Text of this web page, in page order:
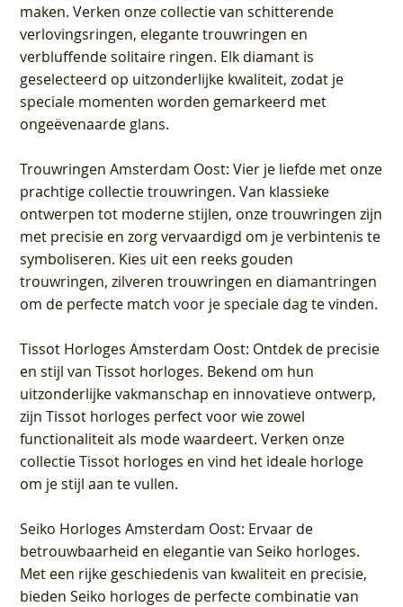
maken. Verken onze collectie van schitterende
verlovingsringen, elegante trouwringen en
verbluffende solitaire ringen. Elk diamant is
geselecteerd op uitzonderlijke kwaliteit, zodat je
speciale momenten worden gemarkeerd met
ongeëvenaarde glans.
Trouwringen Amsterdam Oost: Vier je liefde met onze
prachtige collectie trouwringen. Van klassieke
ontwerpen tot moderne stijlen, onze trouwringen zijn
met precisie en zorg vervaardigd om je verbintenis te
symboliseren. Kies uit een reeks gouden
trouwringen, zilveren trouwringen en diamantringen
om de perfecte match voor je speciale dag te vinden.
Tissot Horloges Amsterdam Oost: Ontdek de precisie
en stijl van Tissot horloges. Bekend om hun
uitzonderlijke vakmanschap en innovatieve ontwerp,
zijn Tissot horloges perfect voor wie zowel
functionaliteit als mode waardeert. Verken onze
collectie Tissot horloges en vind het ideale horloge
om je stijl aan te vullen.
Seiko Horloges Amsterdam Oost: Ervaar de
betrouwbaarheid en elegantie van Seiko horloges.
Met een rijke geschiedenis van kwaliteit en precisie,
bieden Seiko horloges de perfecte combinatie van